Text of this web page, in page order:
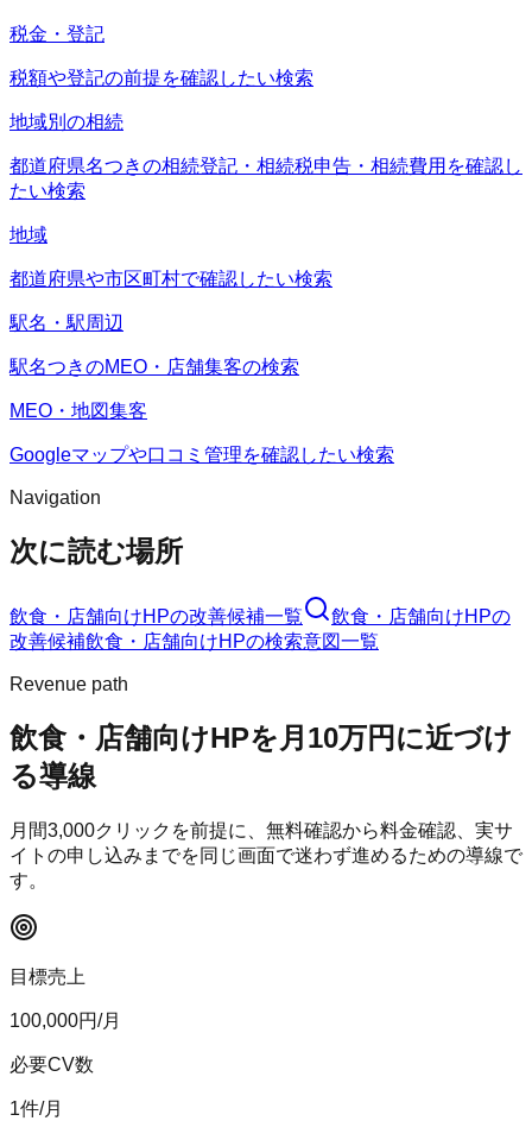
税金・登記
税額や登記の前提を確認したい検索
地域別の相続
都道府県名つきの相続登記・相続税申告・相続費用を確認し
たい検索
地域
都道府県や市区町村で確認したい検索
駅名・駅周辺
駅名つきのMEO・店舗集客の検索
MEO・地図集客
Googleマップや口コミ管理を確認したい検索
Navigation
次に読む場所
飲食・店舗向けHPの改善候補一覧 飲食・店舗向けHPの
改善候補飲食・店舗向けHPの検索意図一覧
Revenue path
飲食・店舗向けHPを月10万円に近づけ
る導線
月間3,000クリックを前提に、無料確認から料金確認、実サ
イトの申し込みまでを同じ画面で迷わず進めるための導線で
す。
目標売上
100,000円/月
必要CV数
1件/月